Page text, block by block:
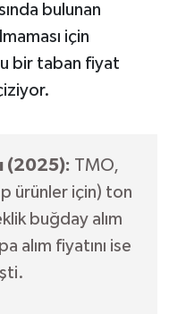
bulunan
için
bir taban fiyat
(2025): TMO,
ürünler için) ton
buğday alım
alım fiyatını ise